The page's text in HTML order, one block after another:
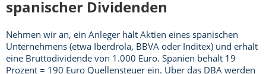
spanischer Dividenden
Nehmen wir an, ein Anleger hält Aktien eines spanischen
Unternehmens (etwa Iberdrola, BBVA oder Inditex) und erhält
eine Bruttodividende von 1.000 Euro. Spanien behält 19
Prozent = 190 Euro Quellensteuer ein. Über das DBA werden